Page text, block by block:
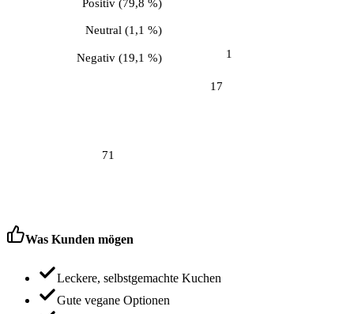
17
Negativ(19,1 %) 1
Neutral(1,1 %)
71
Positiv(79,8 %)
Was Kunden mögen
Leckere, selbstgemachte Kuchen
Gute vegane Optionen